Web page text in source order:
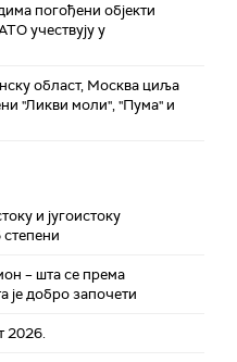
погођени објекти
учествују у
област, Москва циља
"Ликви моли", "Пума" и
и југоистоку
– шта се према
је добро започети
2026.